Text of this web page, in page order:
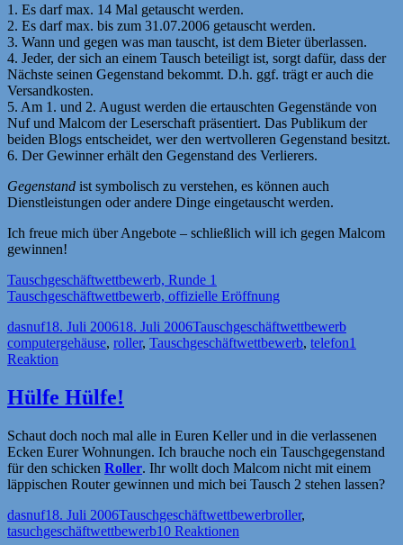
1. Es darf max. 14 Mal getauscht werden.
2. Es darf max. bis zum 31.07.2006 getauscht werden.
3. Wann und gegen was man tauscht, ist dem Bieter überlassen.
4. Jeder, der sich an einem Tausch beteiligt ist, sorgt dafür, dass der
Nächste seinen Gegenstand bekommt. D.h. ggf. trägt er auch die
Versandkosten.
5. Am 1. und 2. August werden die ertauschten Gegenstände von
Nuf und Malcom der Leserschaft präsentiert. Das Publikum der
beiden Blogs entscheidet, wer den wertvolleren Gegenstand besitzt.
6. Der Gewinner erhält den Gegenstand des Verlierers.
Gegenstand ist symbolisch zu verstehen, es können auch
Dienstleistungen oder andere Dinge eingetauscht werden.
Ich freue mich über Angebote – schließlich will ich gegen Malcom
gewinnen!
Tauschgeschäftwettbewerb, Runde 1
Tauschgeschäftwettbewerb, offizielle Eröffnung
Autor
dasnufVeröffentlicht
am
18. Juli 200618. Juli 2006Kategorien
Tauschgeschäftwettbewerb
computergehäuse, roller, Tauschgeschäftwettbewerb, telefon1
Reaktion
Hülfe Hülfe!
Schaut doch noch mal alle in Euren Keller und in die verlassenen
Ecken Eurer Wohnungen. Ich brauche noch ein Tauschgegenstand
für den schicken Roller. Ihr wollt doch Malcom nicht mit einem
läppischen Router gewinnen und mich bei Tausch 2 stehen lassen?
Autor
dasnufVeröffentlicht
am
18. Juli 2006Kategorien
TauschgeschäftwettbewerbSchlagwörter
roller,
tasuchgeschäftwettbewerb10 Reaktionen